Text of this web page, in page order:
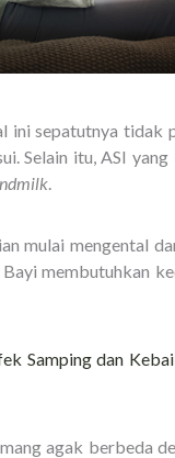
sepatutnya tidak
Selain itu, ASI
.
mulai mengental
Bayi membutuhkan
Samping dan
agak berbeda